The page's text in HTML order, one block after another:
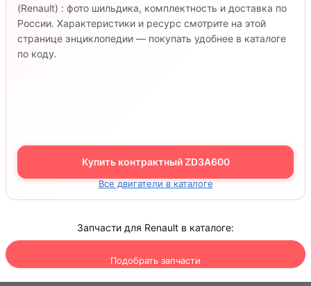
(Renault) : фото шильдика, комплектность и доставка по
России. Характеристики и ресурс смотрите на этой
странице энциклопедии — покупать удобнее в каталоге
по коду.
Купить контрактный ZD3A600
Все двигатели в каталоге
Запчасти для Renault в каталоге:
Подобрать запчасти